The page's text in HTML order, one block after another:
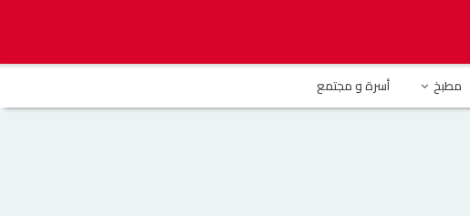
مطبخ أسرة و مجتمع